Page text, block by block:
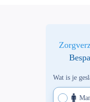
Wat is je